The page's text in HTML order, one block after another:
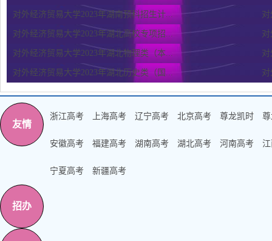
对外经济贸易大学2023年湖南预科招生计...
对外经济贸易大学2023年湖北高校专项招...
对外经济贸易大学2023年湖北物理类（本...
对外经济贸易大学2023年湖北历史类（国...
友情
浙江高考 上海高考 辽宁高考 北京高考 尊龙凯时
安徽高考 福建高考 湖南高考 湖北高考 河南高考
宁夏高考 新疆高考
招办